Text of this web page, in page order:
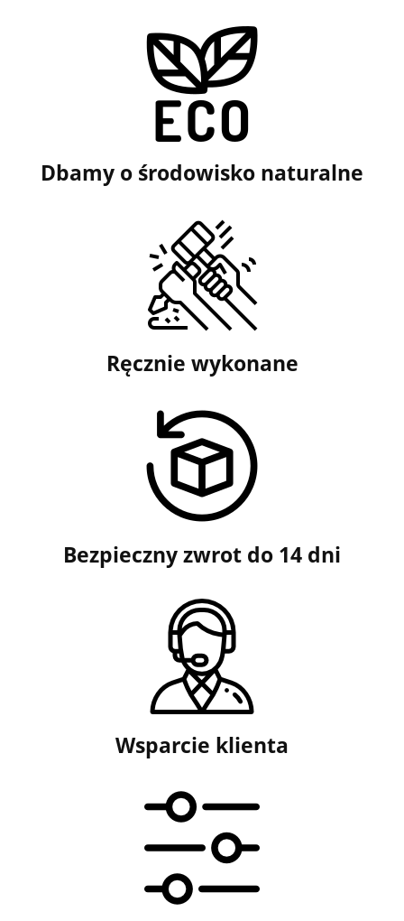
Dbamy o środowisko naturalne
Ręcznie wykonane
Bezpieczny zwrot do 14 dni
Wsparcie klienta